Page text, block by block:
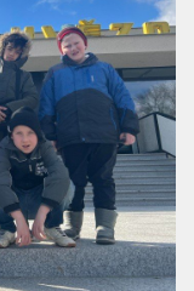
webu